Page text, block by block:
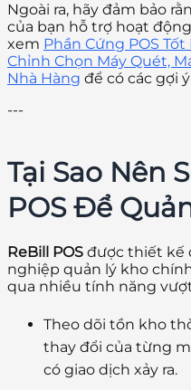
Ngoài ra, hãy đảm bảo
của bạn hỗ trợ hoạt
xem Phần Cứng POS
Chỉnh Chọn Máy Quét,
Nhà Hàng để có các gợi
---
Tại Sao Nên
POS Để
ReBill POS được thiết kế
nghiệp quản lý kho
qua nhiều tính năng
Theo dõi tồn kho
thay đổi của từng
có giao dịch xảy ra.